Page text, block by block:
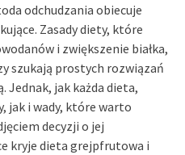
odchudzania obiecuje
Zasady diety, które
i zwiększenie białka,
szukają prostych rozwiązań
Jednak, jak każda dieta,
jak i wady, które warto
decyzji o jej
kryje dieta grejpfrutowa i